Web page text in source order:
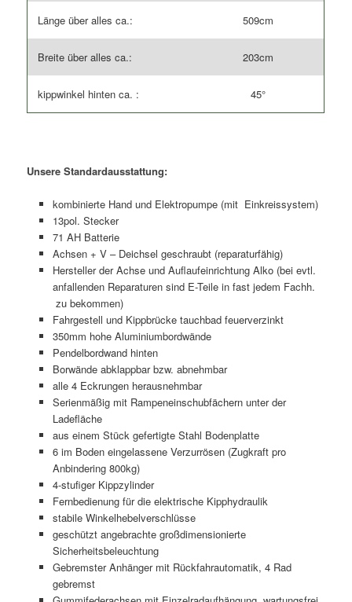
Länge über alles ca.: 509cm
Breite über alles ca.: 203cm
kippwinkel hinten ca. : 45°
Unsere Standardausstattung:
kombinierte Hand und Elektropumpe (mit Einkreissystem)
13pol. Stecker
71 AH Batterie
Achsen + V – Deichsel geschraubt (reparaturfähig)
Hersteller der Achse und Auflaufeinrichtung Alko (bei evtl.
anfallenden Reparaturen sind E-Teile in fast jedem Fachh.
zu bekommen)
Fahrgestell und Kippbrücke tauchbad feuerverzinkt
350mm hohe Aluminiumbordwände
Pendelbordwand hinten
Borwände abklappbar bzw. abnehmbar
alle 4 Eckrungen herausnehmbar
Serienmäßig mit Rampeneinschubfächern unter der
Ladefläche
aus einem Stück gefertigte Stahl Bodenplatte
6 im Boden eingelassene Verzurrösen (Zugkraft pro
Anbindering 800kg)
4-stufiger Kippzylinder
Fernbedienung für die elektrische Kipphydraulik
stabile Winkelhebelverschlüsse
geschützt angebrachte großdimensionierte
Sicherheitsbeleuchtung
Gebremster Anhänger mit Rückfahrautomatik, 4 Rad
gebremst